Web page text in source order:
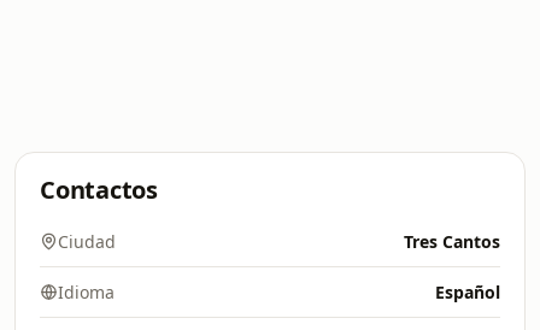
Contactos
Ciudad Tres Cantos
Idioma Español